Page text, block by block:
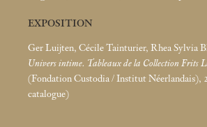
EXPOSITION
Ger Luijten, Cécile Tainturier, Rhea Sylvia
Univers intime. Tableaux de la Collection Frits
(Fondation Custodia / Institut Néerlandais),
catalogue)